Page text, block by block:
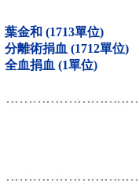
葉金和 (1713單位)
分離術捐血 (1712單位)
全血捐血 (1單位)